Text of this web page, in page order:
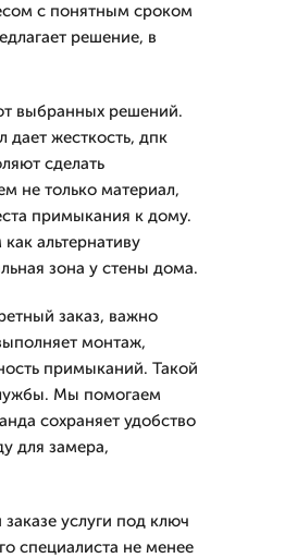
с понятным сроком
решение, в
выбранных решений.
дает жесткость, дпк
сделать
не только материал,
примыкания к дому.
альтернативу
зона у стены дома.
заказ, важно
монтаж,
примыканий. Такой
Мы помогаем
сохраняет удобство
для замера,
услуги под ключ
специалиста не менее